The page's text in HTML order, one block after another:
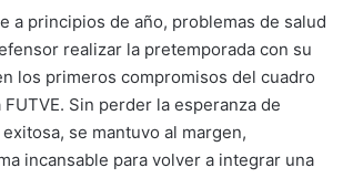
a principios de año, problemas de salud
realizar la pretemporada con su
los primeros compromisos del cuadro
Sin perder la esperanza de
se mantuvo al margen,
incansable para volver a integrar una